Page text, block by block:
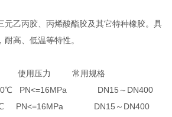
乙丙胶、丙烯酸酯胶及其它特种橡胶。具
高、低温等特性。
使用压力 常用规格
PN<=16MPa DN15～DN400
PN<=16MPa DN15～DN400